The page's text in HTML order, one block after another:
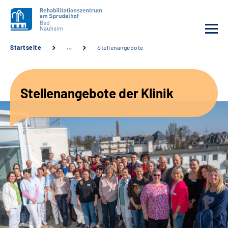
Unsere Angebote
Service
Karriere
Sozialdienste & Zuweisende
Suche
Startseite … Stellenangebote
Stellenangebote der Klinik